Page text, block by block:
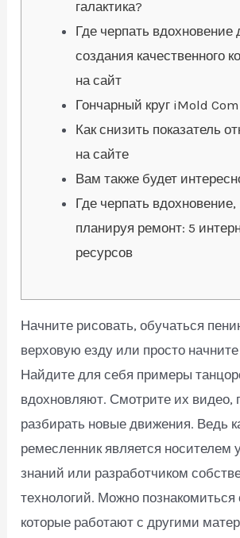
галактика?
Где черпать вдохновение
создания качественного
на сайт
Гончарный круг iMold
Как снизить показатель
на сайте
Вам также будет
Где черпать вдохновение,
планируя ремонт: 5
ресурсов
Начните рисовать, обучаться
верховую езду или просто начните
Найдите для себя примеры
вдохновляют. Смотрите их видео,
разбирать новые движения. Ведь
ремесленник является носителем
знаний или разработчиком
технологий. Можно
которые работают с другими